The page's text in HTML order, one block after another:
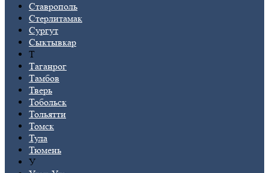
Ставрополь
Стерлитамак
Сургут
Сыктывкар
Т
Таганрог
Тамбов
Тверь
Тобольск
Тольятти
Томск
Тула
Тюмень
У